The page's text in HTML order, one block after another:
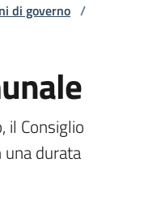
di governo /
il Consiglio
una durata